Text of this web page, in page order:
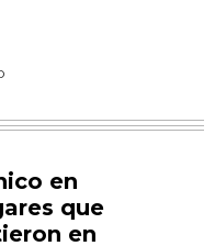
en
que
en